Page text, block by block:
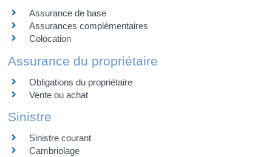
Assurance de base
Assurances complémentaires
Colocation
Assurance du propriétaire
Obligations du propriétaire
Vente ou achat
Sinistre
Sinistre courant
Cambriolage